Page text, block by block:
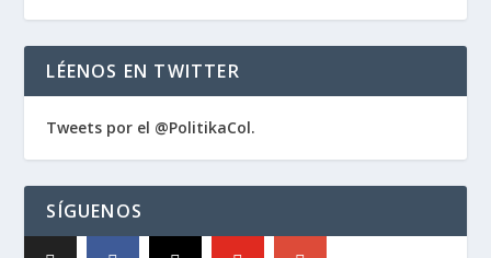
LÉENOS EN TWITTER
Tweets por el @PolitikaCol.
SÍGUENOS